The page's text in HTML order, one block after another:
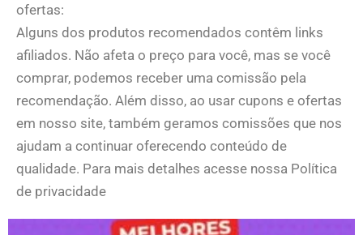
ofertas:
Alguns dos produtos recomendados contêm links
afiliados. Não afeta o preço para você, mas se você
comprar, podemos receber uma comissão pela
recomendação. Além disso, ao usar cupons e ofertas
em nosso site, também geramos comissões que nos
ajudam a continuar oferecendo conteúdo de
qualidade. Para mais detalhes acesse nossa Política
de privacidade